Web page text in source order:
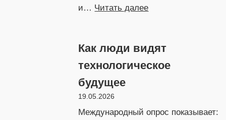
и… Читать далее:
«зеленую»
Как люди видят
технологическое
будущее
19.05.2026
Международный опрос показывает: